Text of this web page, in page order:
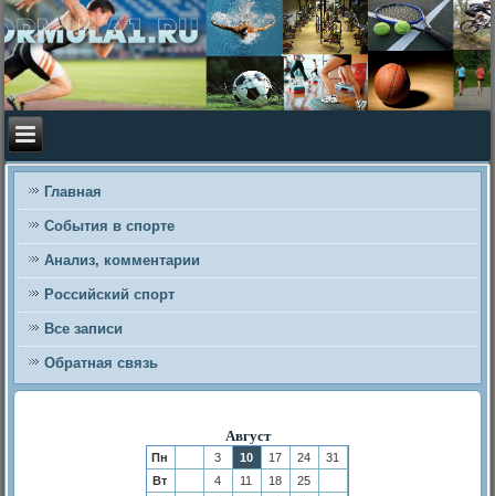
Главная
События в спорте
Анализ, комментарии
Российский спорт
Все записи
Обратная связь
Август
Пн 3 10 17 24
31
Вт
4 11 18
25